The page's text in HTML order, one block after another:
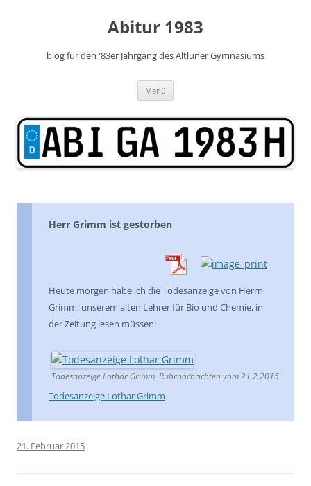
Abitur 1983
blog für den '83er Jahrgang des Altlüner Gymnasiums
Menü
Herr Grimm ist gestorben
Heute morgen habe ich die Todesanzeige von Herrn
Grimm, unserem alten Lehrer für Bio und Chemie, in
der Zeitung lesen müssen:
Todesanzeige Lothar Grimm, Ruhrnachrichten vom 21.2.2015
Todesanzeige Lothar Grimm
21. Februar 2015